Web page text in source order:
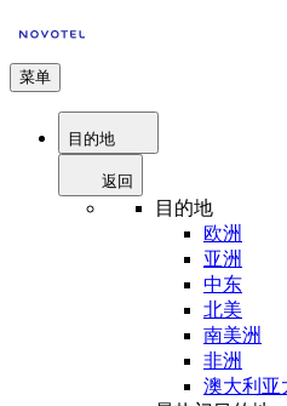
菜单
目的地
返回
目的地
欧洲
亚洲
中东
北美
南美洲
非洲
澳大利亚